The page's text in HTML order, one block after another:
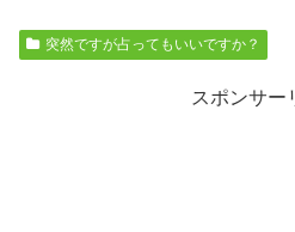
突然ですが占ってもいいですか？
スポンサー